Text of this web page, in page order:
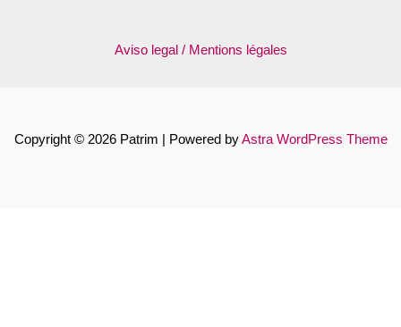
Aviso legal / Mentions légales
Copyright © 2026 Patrim | Powered byAstra WordPress Theme